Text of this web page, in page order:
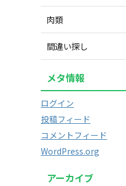
肉類
間違い探し
メタ情報
ログイン
投稿フィード
コメントフィード
WordPress.org
アーカイブ